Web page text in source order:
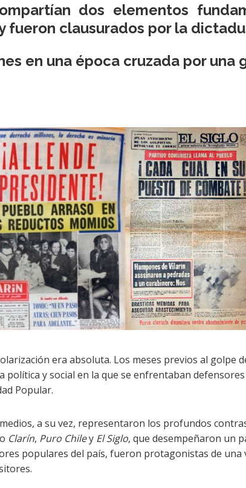
dos elementos
clausurados por la
en una época cruzada por una
era absoluta. Los meses previos al golpe
política y social en la que se enfrentaban
Popular.
a su vez, representaron los profundos
Clarín, Puro Chiley El Siglo, que desempeñaron un
populares del país, fueron protagonistas de